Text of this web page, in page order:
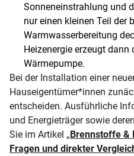
Sonneneinstrahlung und
nur einen kleinen Teil der
Warmwasserbereitung
Heizenergie erzeugt dann
Wärmepumpe.
Bei der Installation einer
Hauseigentümer*innen
entscheiden. Ausführliche
und Energieträger sowie
Sie im Artikel „Brennstoffe &
Fragen und direkter